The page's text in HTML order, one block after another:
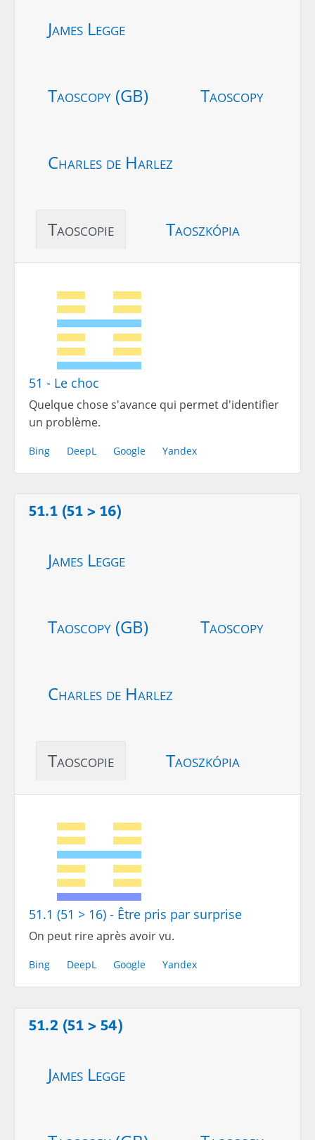
James Legge
Taoscopy (GB) Taoscopy
Charles de Harlez
Taoscopie Taoszkópia
51 - Le choc
Quelque chose s'avance qui permet d'identifier
un problème.
Bing DeepL Google Yandex
51.1 (51 > 16)
James Legge
Taoscopy (GB) Taoscopy
Charles de Harlez
Taoscopie Taoszkópia
51.1 (51 > 16) - Être pris par surprise
On peut rire après avoir vu.
Bing DeepL Google Yandex
51.2 (51 > 54)
James Legge